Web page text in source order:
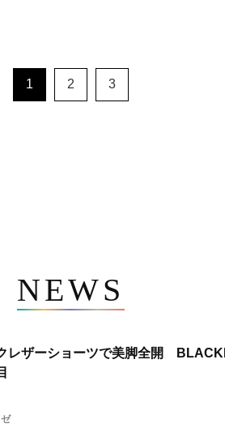
1 2 3
NEWS
レザーショーツで美脚全開